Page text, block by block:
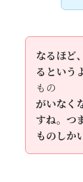
なるほど
るという
もの
がいなく
すね。つ
ものしか